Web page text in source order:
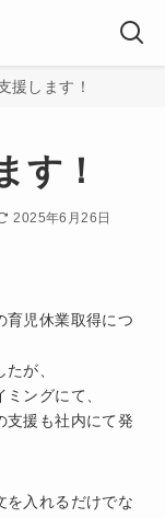
援します！
す！
2025年6月26日
育児休業取得につ
が、
ングにて、
支援も社内にて発
を入れるだけでな